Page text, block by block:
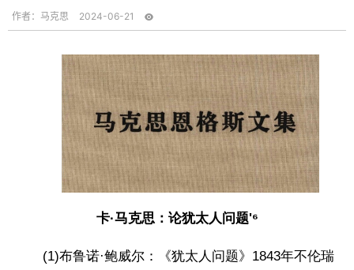
作者： 马克思 2024-06-21
卡·马克思：论犹太人问题'⁶
(1)布鲁诺·鲍威尔：《犹太人问题》1843年不伦瑞